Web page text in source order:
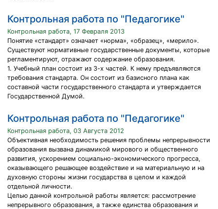
Контрольная работа по "Педагогике"
Контрольная работа, 17 Февраля 2013
Понятие «стандарт» означает «норма», «образец», «мерило».
Существуют нормативные государственные документы, которые
регламентируют, отражают содержание образования.
1. Учебный план состоит из 3-х частей. К нему предъявляются
требования стандарта. Он состоит из базисного плана как
составной части государственного стандарта и утверждается
Государственной Думой.
Контрольная работа по "Педагогике"
Контрольная работа, 03 Августа 2012
Объективная необходимость решения проблемы непрерывности
образования вызвана динамикой мирового и общественного
развития, ускорением социально-экономического прогресса,
оказывающего решающее воздействие и на материальную и на
духовную стороны жизни государства в целом и каждой
отдельной личности.
Целью данной контрольной работы является: рассмотрение
непрерывного образования, а также единства образования и